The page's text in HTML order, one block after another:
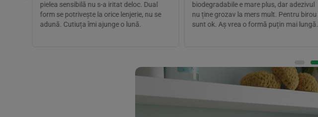
pielea sensibilă nu s-a iritat deloc. Dual
form se potrivește la orice lenjerie, nu se
adună. Cutiuța îmi ajunge o lună.
biodegradabile e mare plus, dar adezivul
nu ține grozav la mers mult. Pentru birou
sunt ok. Aș vrea o formă puțin mai lungă.